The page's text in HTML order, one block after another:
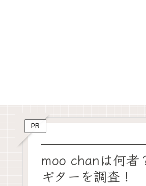
PR
moo chanは何者
ギターを調査！